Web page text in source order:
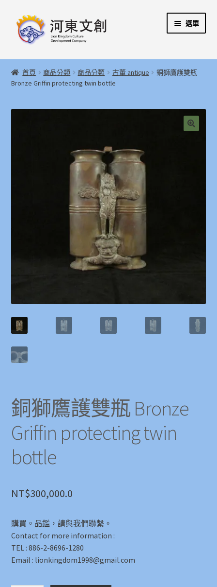
跳
至
跳
至
容
選單
首頁
開
河東文創開發股份有限公司
選
單
河東堂獅子博物館
展
開
子
首頁 商品分類 商品分類 古董 antique
銅獅鷹護雙瓶
Bronze Griffin protecting twin bottle
銅獅鷹護雙瓶 Bronze
Griffin protecting twin
bottle
NT$300,000.0
購買。品鑑，請與我們聯繫。
Contact for more information :
TEL : 886-2-8696-1280
Email : lionkingdom1998@gmail.com